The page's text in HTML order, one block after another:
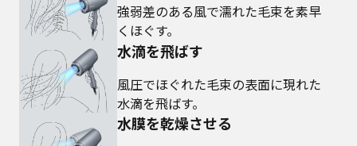
強弱差のある風で濡れた毛束を素早
くほぐす。
水滴を飛ばす
風圧でほぐれた毛束の表面に現れた
水滴を飛ばす。
水膜を乾燥させる